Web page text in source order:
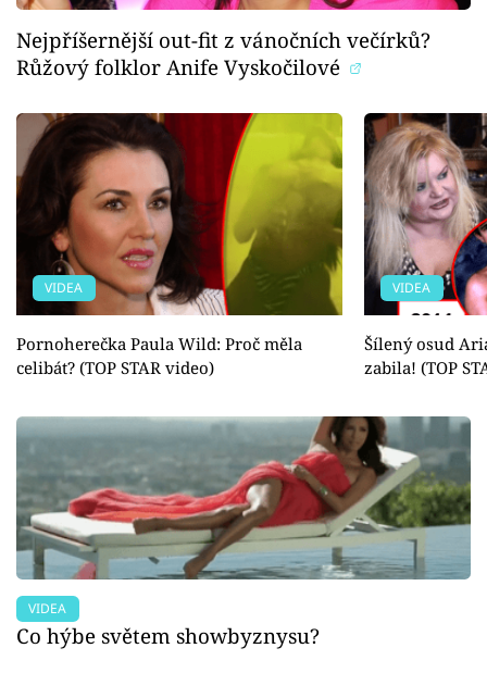
Nejpříšernější out-fit z vánočních večírků?
Růžový folklor Anife Vyskočilové
VIDEA
Pornoherečka Paula Wild: Proč měla
celibát? (TOP STAR video)
VIDEA
Šílený osud
zabila! (TOP
VIDEA
Co hýbe světem showbyznysu?